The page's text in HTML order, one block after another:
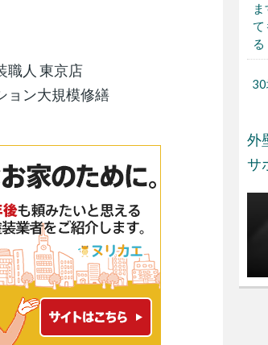
職人 東京店
ン大規模修繕
て
外
サ